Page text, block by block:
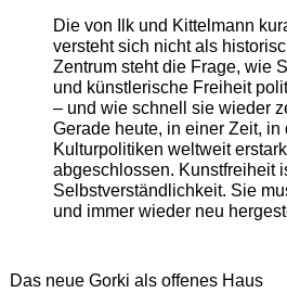
Die von Ilk und Kittelmann
versteht sich nicht als
Zentrum steht die Frage, wie
und künstlerische Freiheit
– und wie schnell sie wieder
Gerade heute, in einer Zeit, in
Kulturpolitiken weltweit
abgeschlossen. Kunstfreiheit
Selbstverständlichkeit. Sie
und immer wieder neu
Das neue Gorki als offenes Haus